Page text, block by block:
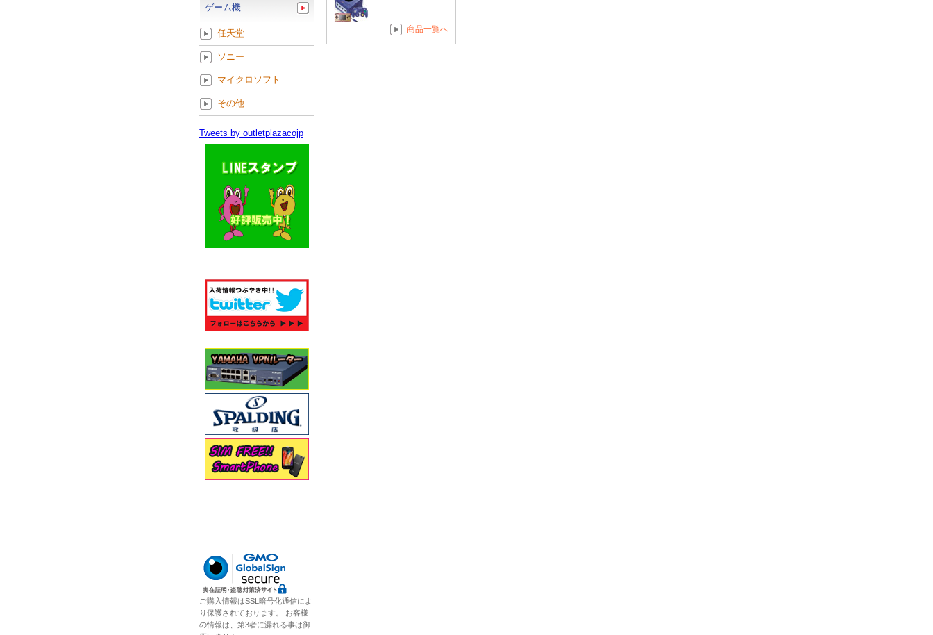
商品一覧へ
ゲーム機
任天堂
ソニー
マイクロソフト
その他
Tweets by outletplazacojp
ご購入情報はSSL暗号化通信によ
り保護されております。 お客様
の情報は、第3者に漏れる事は御